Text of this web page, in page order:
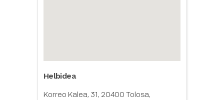
Helbidea
Korreo Kalea, 31, 20400 Tolosa,